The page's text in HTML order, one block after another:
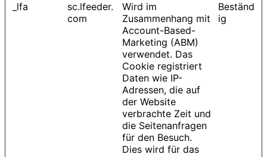
_lfa
sc.lfeeder.
com
Wird im
Zusammenhang mit
Account-Based-
Marketing (ABM)
verwendet. Das
Cookie registriert
Daten wie IP-
Adressen, die auf
der Website
verbrachte Zeit und
die Seitenanfragen
für den Besuch.
Dies wird für das
Beständ
ig